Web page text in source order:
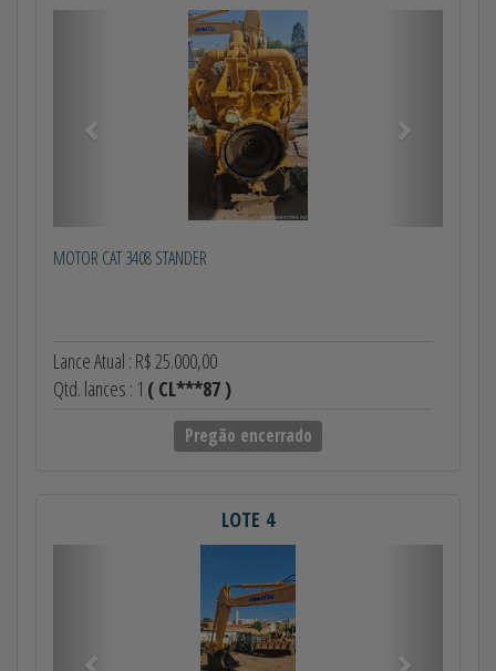
MOTOR CAT 3408 STANDER
Lance Atual : R$ 25.000,00
Qtd. lances : 1 ( CL***87 )
Pregão encerrado
LOTE 4